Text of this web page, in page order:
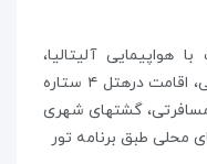
هواپیمایی آلیتالیا،
ترانسفرهای فرودگاهی و ترانسفر زمینی، اقامت درهتل ۴ ستاره
مسافرتی، گشتهای شهری
محلی طبق برنامه تور